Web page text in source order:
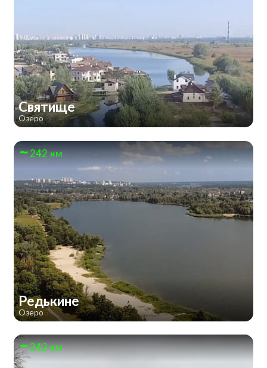
Святище
Озеро
242 км
Редькине
Озеро
242 км